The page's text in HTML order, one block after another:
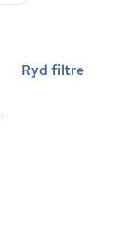
Ryd filtre